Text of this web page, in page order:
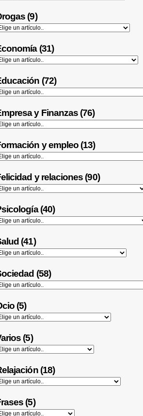
(9)
(31)
(72)
y Finanzas (76)
y empleo (13)
y relaciones (90)
(40)
(41)
(58)
(5)
(5)
(18)
(5)